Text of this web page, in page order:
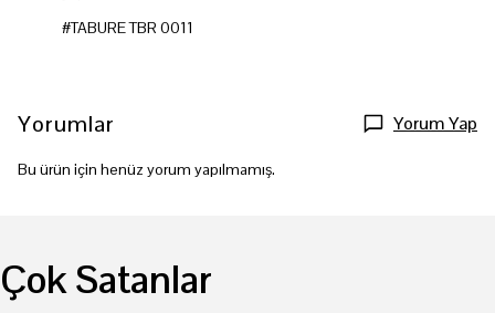
#TABURE TBR 0011
Yorumlar Yorum Yap
Bu ürün için henüz yorum yapılmamış.
Çok Satanlar